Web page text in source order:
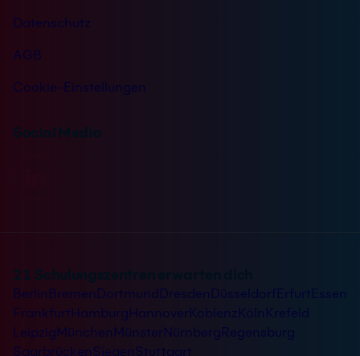
Datenschutz
AGB
Cookie-Einstellungen
Social Media
21 Schulungszentren erwarten dich
Berlin Bremen Dortmund Erfurt Essen
Frankfurt Hamburg Hannover
Leipzig München Münster
SaarbrückenSiegen Stuttgart